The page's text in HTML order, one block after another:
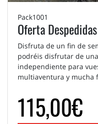
Pack1001
Oferta
Disfruta de un fin de
podréis disfrutar de
independiente para
multiaventura y mucha
115,00€